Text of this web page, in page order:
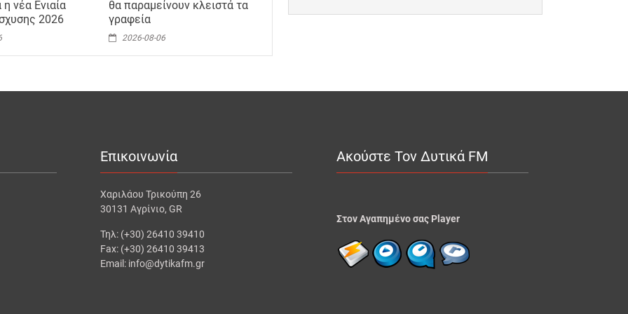
η νέα Ενιαία
2026
θα παραμείνουν κλειστά τα
γραφεία
2026-08-06
Επικοινωνία
Χαριλάου Τρικούπη 26
30131 Αγρίνιο, GR
Τηλ: (+30) 26410 39410
Fax: (+30) 26410 39413
Email: info@dytikafm.gr
Ακούστε Τον Δυτικά FM
Στον Αγαπημένο σας Player